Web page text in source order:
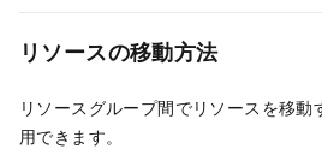
リソースの移動方法
リソースグループ間でリソースを移
用できます。